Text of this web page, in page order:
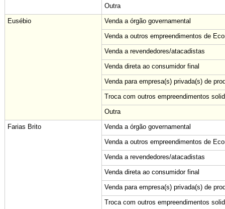
Outra
Eusébio
Venda a órgão governamental
Venda a outros empreendimentos de
Venda a revendedores/atacadistas
Venda direta ao consumidor final
Venda para empresa(s) privada(s) de
Troca com outros empreendimentos
Outra
Farias Brito
Venda a órgão governamental
Venda a outros empreendimentos de
Venda a revendedores/atacadistas
Venda direta ao consumidor final
Venda para empresa(s) privada(s) de
Troca com outros empreendimentos